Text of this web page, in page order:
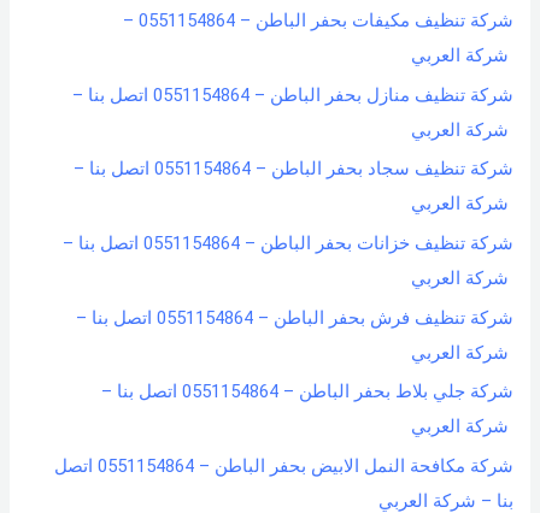
شركة تنظيف مكيفات بحفر الباطن – 0551154864 –
شركة العربي
شركة تنظيف منازل بحفر الباطن – 0551154864 اتصل بنا –
شركة العربي
شركة تنظيف سجاد بحفر الباطن – 0551154864 اتصل بنا –
شركة العربي
شركة تنظيف خزانات بحفر الباطن – 0551154864 اتصل بنا –
شركة العربي
شركة تنظيف فرش بحفر الباطن – 0551154864 اتصل بنا –
شركة العربي
شركة جلي بلاط بحفر الباطن – 0551154864 اتصل بنا –
شركة العربي
شركة مكافحة النمل الابيض بحفر الباطن – 0551154864 اتصل
بنا – شركة العربي